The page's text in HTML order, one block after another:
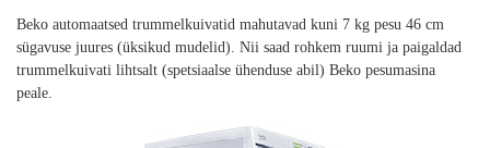
Beko automaatsed trummelkuivatid mahutavad kuni 7 kg pesu 46 cm
sügavuse juures (üksikud mudelid). Nii saad rohkem ruumi ja paigaldad
trummelkuivati lihtsalt (spetsiaalse ühenduse abil) Beko pesumasina
peale.